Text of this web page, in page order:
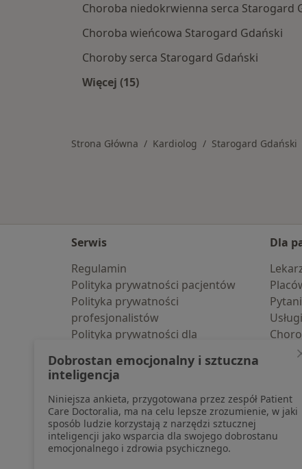
Choroba niedokrwienna serca Starogard
Choroba wieńcowa Starogard Gdański
Choroby serca Starogard Gdański
Więcej (15)
Strona Główna Kardiolog Starogard Gdański
Serwis
Regulamin
Polityka prywatności pacjentów
Polityka prywatności
profesjonalistów
Polityka prywatności dla
pozyskaliśmy samodzielnie
Polityka cookies
Jak działają wyniki wyszukiwania
Dostępność
O nas
Praca Rekrutujemy!
Dla
Blog
Dobrostan emocjonalny i sztuczna
inteligencja
Niniejsza ankieta, przygotowana przez zespół Patient
Care Doctoralia, ma na celu lepsze zrozumienie, w jaki
sposób ludzie korzystają z narzędzi sztucznej
inteligencji jako wsparcia dla swojego dobrostanu
emocjonalnego i zdrowia psychicznego.